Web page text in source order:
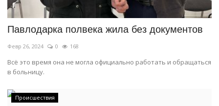
Павлодарка полвека жила без документов
Февр 26, 2024 0 168
Всё это время она не могла официально работать и обращаться
в больницу.
Происшествия